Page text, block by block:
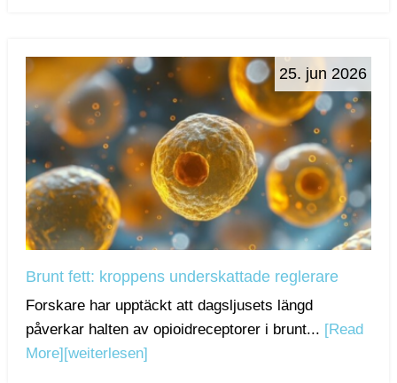
25. jun 2026
Brunt fett: kroppens underskattade reglerare
Forskare har upptäckt att dagsljusets längd
påverkar halten av opioidreceptorer i brunt... [Read
More][weiterlesen]